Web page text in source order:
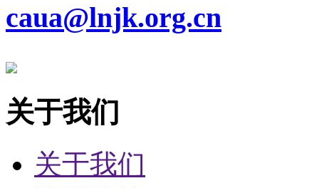
caua@lnjk.org.cn
关于我们
关于我们